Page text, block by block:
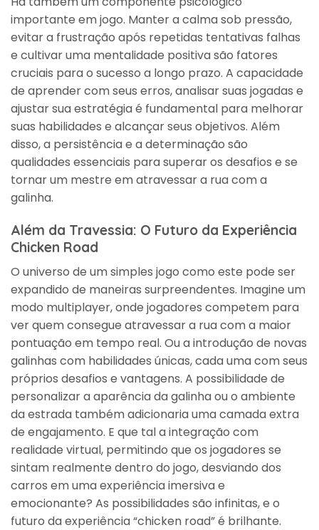
importante em jogo. Manter a calma sob pressão,
evitar a frustração após repetidas tentativas falhas
e cultivar uma mentalidade positiva são fatores
cruciais para o sucesso a longo prazo. A capacidade
de aprender com seus erros, analisar suas jogadas e
ajustar sua estratégia é fundamental para melhorar
suas habilidades e alcançar seus objetivos. Além
disso, a persistência e a determinação são
qualidades essenciais para superar os desafios e se
tornar um mestre em atravessar a rua com a
galinha.
Além da Travessia: O Futuro da Experiência
Chicken Road
O universo de um simples jogo como este pode ser
expandido de maneiras surpreendentes. Imagine um
modo multiplayer, onde jogadores competem para
ver quem consegue atravessar a rua com a maior
pontuação em tempo real. Ou a introdução de novas
galinhas com habilidades únicas, cada uma com seus
próprios desafios e vantagens. A possibilidade de
personalizar a aparência da galinha ou o ambiente
da estrada também adicionaria uma camada extra
de engajamento. E que tal a integração com
realidade virtual, permitindo que os jogadores se
sintam realmente dentro do jogo, desviando dos
carros em uma experiência imersiva e
emocionante? As possibilidades são infinitas, e o
futuro da experiência “chicken road” é brilhante.